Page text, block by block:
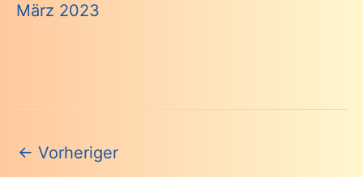
März 2023
Beitragsnavigation
← Vorheriger